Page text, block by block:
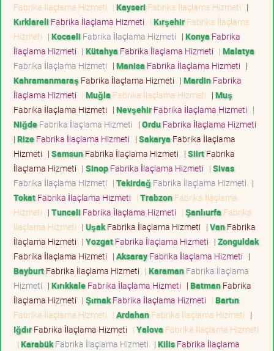
Fabrika İlaçlama Hizmeti | Kayseri Fabrika İlaçlama Hizmeti |
Kırklareli Fabrika İlaçlama Hizmeti | KırşehirFabrika İlaçlama
Hizmeti | Kocaeli Fabrika İlaçlama Hizmeti | Konya Fabrika
İlaçlama Hizmeti | Kütahya Fabrika İlaçlama Hizmeti | Malatya
Fabrika İlaçlama Hizmeti | Manisa Fabrika İlaçlama Hizmeti |
Kahramanmaraş Fabrika İlaçlama Hizmeti | MardinFabrika
İlaçlama Hizmeti | Muğla Fabrika İlaçlama Hizmeti | Muş
Fabrika İlaçlama Hizmeti | NevşehirFabrika İlaçlama Hizmeti |
NiğdeFabrika İlaçlama Hizmeti | OrduFabrika İlaçlama Hizmeti
| RizeFabrika İlaçlama Hizmeti | Sakarya Fabrika İlaçlama
Hizmeti | SamsunFabrika İlaçlama Hizmeti | SiirtFabrika
İlaçlama Hizmeti | SinopFabrika İlaçlama Hizmeti | Sivas
Fabrika İlaçlama Hizmeti | Tekirdağ Fabrika İlaçlama Hizmeti |
TokatFabrika İlaçlama Hizmeti | TrabzonFabrika İlaçlama
Hizmeti | Tunceli Fabrika İlaçlama Hizmeti | Şanlıurfa Fabrika
İlaçlama Hizmeti | UşakFabrika İlaçlama Hizmeti | VanFabrika
İlaçlama Hizmeti | YozgatFabrika İlaçlama Hizmeti | Zonguldak
Fabrika İlaçlama Hizmeti | AksarayFabrika İlaçlama Hizmeti |
BayburtFabrika İlaçlama Hizmeti | KaramanFabrika İlaçlama
Hizmeti | KırıkkaleFabrika İlaçlama Hizmeti | BatmanFabrika
İlaçlama Hizmeti | ŞırnakFabrika İlaçlama Hizmeti | Bartın
Fabrika İlaçlama Hizmeti | ArdahanFabrika İlaçlama Hizmeti |
IğdırFabrika İlaçlama Hizmeti | Yalova Fabrika İlaçlama Hizmeti
| KarabükFabrika İlaçlama Hizmeti | KilisFabrika İlaçlama